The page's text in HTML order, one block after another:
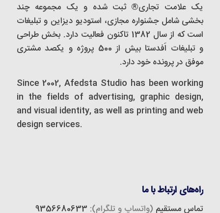
یک علامت تجاری® ثبت شده و یک مجموعه‌ چند
بخشی شامل جشنواره مجازی، استودیو دیزاین و تبلیغات
است که از سال 1382 تاکنون فعالیت دارد. بخش طراحی
و تبلیغات اَفدستا بیش از 500 پروژه و یکصد مشتری
موفق در پرونده خود دارد.
Since 2002, Afedsta Studio has been working
in the fields of advertising, graphic design,
and visual identity, as well as printing and web
design services.
راه‌های ارتباط با ما
تماس مستقیم (واتساپ و تلگرام):